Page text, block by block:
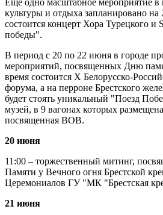
культуры и отдыха запланировано
состоится концерт Хора Турецкого
победы".
В период с 20 по 22 июня в городе
мероприятий, посвященных Дню
время состоится X Белорусско-
форума, а на перроне Брестского
будет стоять уникальный "Поезд
музей, в 9 вагонах которых
посвященная ВОВ.
20 июня
11:00 – торжественный митинг,
Памяти у Вечного огня Брестской
Церемониалов ГУ "МК "Брестская
21 июня